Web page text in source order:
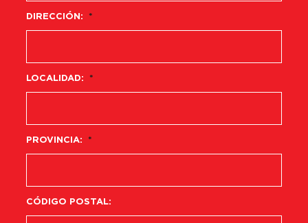
DIRECCIÓN: *
LOCALIDAD: *
PROVINCIA: *
CÓDIGO POSTAL: